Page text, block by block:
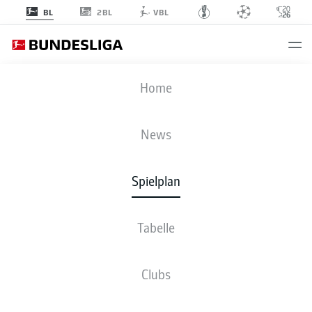
BL 2BL VBL
Home
News
Spielplan
Tabelle
Clubs
SCP
AUFSTELLUNGEN
Fr., 06.11.2026 - So., 08.11.2026